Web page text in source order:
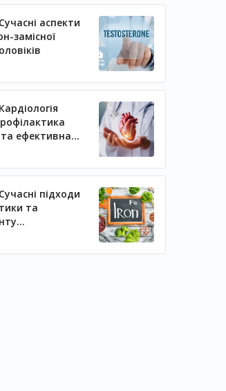
аспекти
замісної
ефективна
підходи
та